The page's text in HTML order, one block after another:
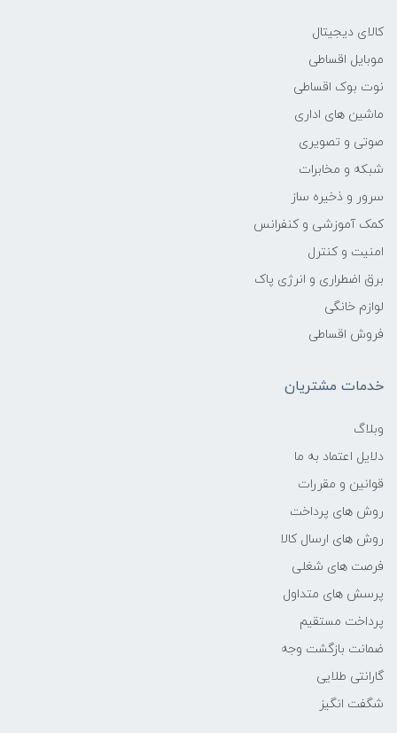
ساده را پیشنهاد می­کنیم ولی اگر برای استفاده در اداره به
پرینتر نیاز دارید به شما پرینتر حرفه­ای را پیشنهاد می­کنیم.
رنگ: شما از نظر رنگ دو انتخاب دارید، اولی سیاه و سفید و
مدل: پرینترها در مدل­های جوهر­افشان، لیزری، لیزری رنگی، چاپ
عکس و چند کاره به بازار عرضه می­شوند.
آریان دیجیتال این امکان خرید را فراهم کرده است که تمامی
پرینتر ها در هر برنده رو به صورت
بدون چک وضامن در اختیار مشتریان خود قرار بده.
کالای دیجیتال
موبایل اقساطی
نوت بوک اقساطی
ماشین های اداری
صوتی و تصویری
شبکه و مخابرات
سرور و ذخیره ساز
کمک آموزشی و کنفرانس
امنیت و کنترل
برق اضطراری و انرژی پاک
لوازم خانگی
فروش اقساطی
خدمات مشتریان
وبلاگ
دلایل اعتماد به ما
قوانین و مقررات
روش های پرداخت
روش های ارسال کالا
فرصت های شغلی
پرسش های متداول
پرداخت مستقیم
ضمانت بازگشت وجه
گارانتی طلایی
شگفت انگیز